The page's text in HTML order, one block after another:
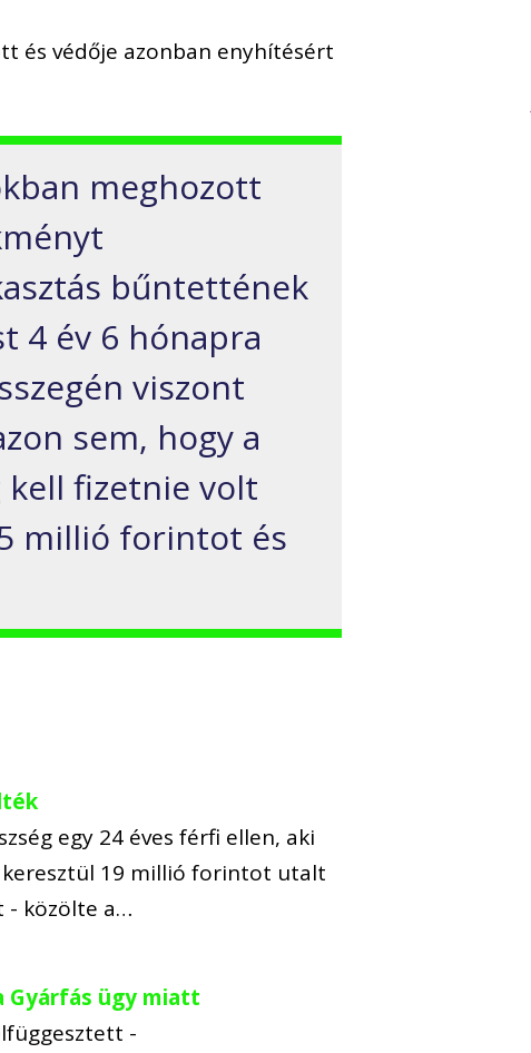
és védője azonban enyhítésért
meghozott
bűntettének
4 év 6 hónapra
viszont
sem, hogy a
fizetnie volt
millió forintot és
egy 24 éves férfi ellen, aki
19 millió forintot utalt
- közölte a…
ügy miatt
-